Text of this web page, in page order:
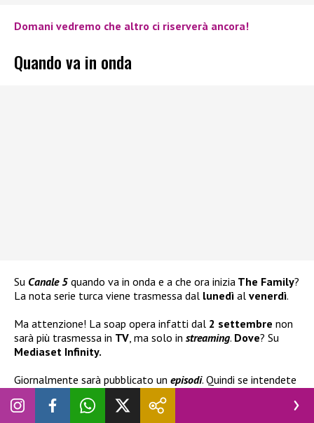
Domani vedremo che altro ci riserverà ancora!
Quando va in onda
Su Canale 5 quando va in onda e a che ora inizia The Family?
La nota serie turca viene trasmessa dal lunedì al venerdì.
Ma attenzione! La soap opera infatti dal 2 settembre non
sarà più trasmessa in TV , ma solo in streaming. Dove? Su
Mediaset Infinity.
Giornalmente sarà pubblicato un episodi. Quindi se intendete